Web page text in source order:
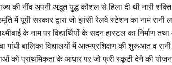
की नींव अपनी अद्भुत युुद्ध कौशल से हिला दी थी नारी
में यूपी सरकार द्वारा जो झांसी रेलवे स्टेशन का नाम
के नाम पर विद्यार्थियों के सदन हास्टल का निर्माण
गांधी बालिका विद्यालयों में आत्मप्रशिक्षण की शुरूआत व
को प्राथमिकता के आधार पर जो फ्री स्कूटी देने की